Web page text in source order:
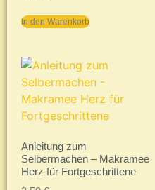
In den Warenkorb
Anleitung zum
Selbermachen – Makramee
Herz für Fortgeschrittene